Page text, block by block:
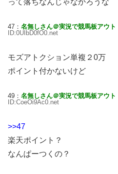
47： 名無しさん＠実況で競馬板アウト
ID:0UIbD0fO0.net
モズアトクション単複２0万
ポイント付かないけど
49： 名無しさん＠実況で競馬板アウト
ID:CoeOi9Ac0.net
>>47
楽天ポイント？
なんぱーつくの？